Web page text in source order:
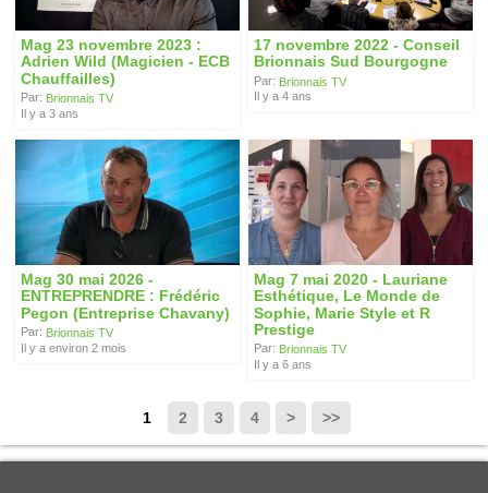
Mag 23 novembre 2023 :
Adrien Wild (Magicien - ECB
Chauffailles)
Par: Brionnais TV
Il y a 3 ans
17 novembre 2022 - Conseil
Brionnais Sud Bourgogne
Par: Brionnais TV
Il y a 4 ans
Mag 30 mai 2026 -
ENTREPRENDRE : Frédéric
Pegon (Entreprise Chavany)
Par: Brionnais TV
Il y a environ 2 mois
Mag 7 mai 2020 - Lauriane
Esthétique, Le Monde de
Sophie, Marie Style et R
Prestige
Par: Brionnais TV
Il y a 6 ans
1 2 3 4 > >>